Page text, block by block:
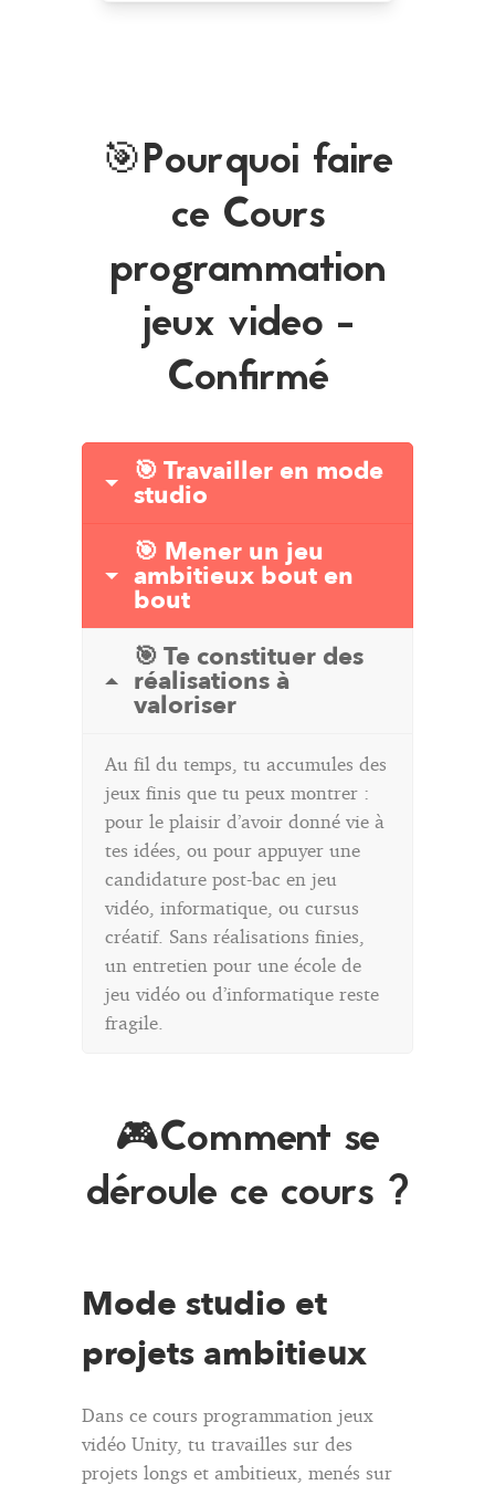
🎯Pourquoi faire
ce Cours
programmation
jeux video -
Confirmé
🎯 Travailler en mode
studio
🎯 Mener un jeu
ambitieux bout en
bout
🎯 Te constituer des
réalisations à
valoriser
Au fil du temps, tu accumules des
jeux finis que tu peux montrer :
pour le plaisir d’avoir donné vie à
tes idées, ou pour appuyer une
candidature post-bac en jeu
vidéo, informatique, ou cursus
créatif. Sans réalisations finies,
un entretien pour une école de
jeu vidéo ou d’informatique reste
fragile.
🎮Comment se
déroule ce cours ?
Mode studio et
projets ambitieux
Dans ce cours programmation jeux
vidéo Unity, tu travailles sur des
projets longs et ambitieux, menés sur